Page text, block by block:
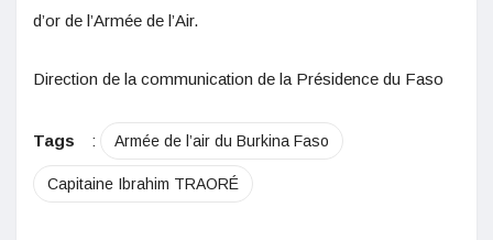
d’or de l’Armée de l’Air.
Direction de la communication de la Présidence du Faso
Tags : Armée de l’air du Burkina Faso
Capitaine Ibrahim TRAORÉ